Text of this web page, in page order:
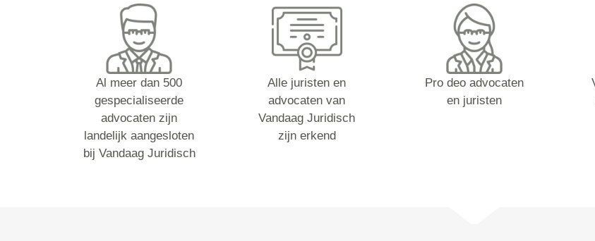
Al meer dan 500
gespecialiseerde
advocaten zijn
landelijk aangesloten
bij Vandaag Juridisch
Alle juristen en
advocaten van
Vandaag Juridisch
zijn erkend
Pro deo advocaten
en juristen